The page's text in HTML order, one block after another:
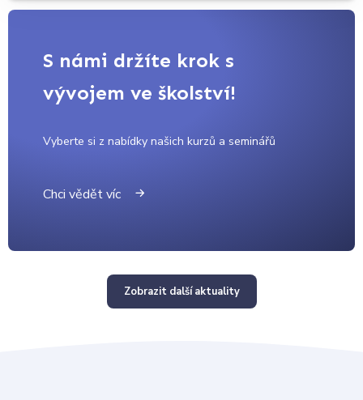
S námi držíte krok s
vývojem ve školství!
Vyberte si z nabídky našich kurzů a seminářů
Chci vědět víc
Zobrazit další aktuality